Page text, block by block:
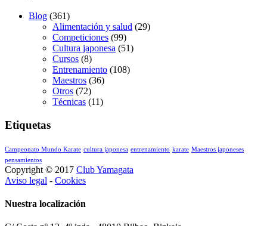
Blog (361)
Alimentación y salud (29)
Competiciones (99)
Cultura japonesa (51)
Cursos (8)
Entrenamiento (108)
Maestros (36)
Otros (72)
Técnicas (11)
Etiquetas
Campeonato Mundo Karate cultura japonesa entrenamiento karate Maestros japoneses
pensamientos
Copyright © 2017 Club Yamagata
Aviso legal - Cookies
Nuestra localización